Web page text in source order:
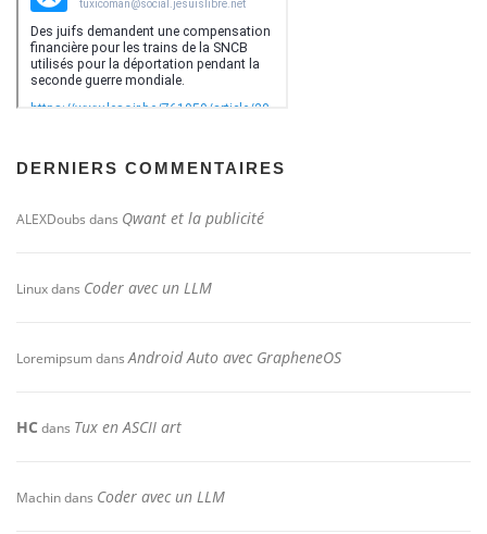
DERNIERS COMMENTAIRES
ALEXDoubs dans Qwant et la publicité
Linuxdans Coder avec un LLM
LoremipsumdansAndroid Auto avec GrapheneOS
HC dans Tux en ASCII art
Machindans Coder avec un LLM